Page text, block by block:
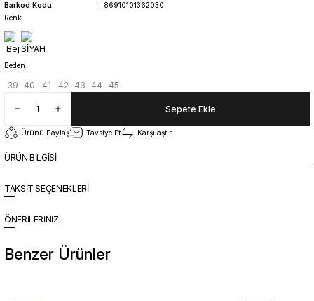
Barkod Kodu
86910101362030
Renk
Beden
39 40 41 42 43 44 45
Sepete Ekle
Ürünü Paylaş Tavsiye Et Karşılaştır
ÜRÜN BİLGİSİ
TAKSİT SEÇENEKLERİ
ÖNERİLERİNİZ
Benzer Ürünler